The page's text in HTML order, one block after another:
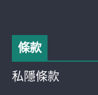
條款
私隱條款